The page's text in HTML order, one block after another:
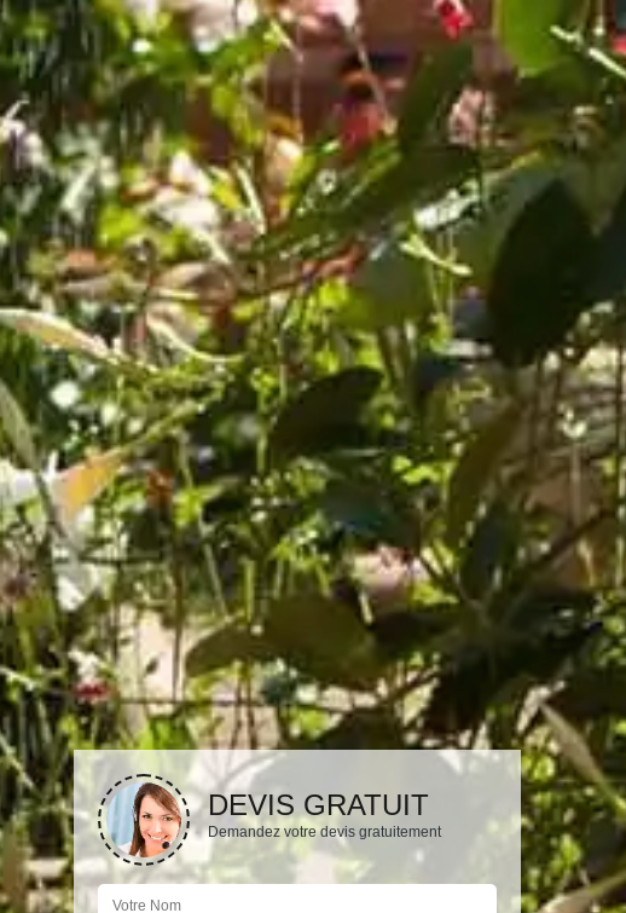
DEVIS GRATUIT
Demandez votre devis gratuitement